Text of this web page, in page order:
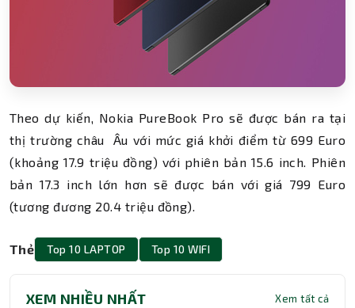
Theo dự kiến, Nokia PureBook Pro sẽ được bán ra tại
thị trường châu Âu với mức giá khởi điểm từ 699 Euro
(khoảng 17.9 triệu đồng) với phiên bản 15.6 inch. Phiên
bản 17.3 inch lớn hơn sẽ được bán với giá 799 Euro
(tương đương 20.4 triệu đồng).
Thẻ Top 10 LAPTOP Top 10 WIFI
XEM NHIỀU NHẤT Xem tất cả